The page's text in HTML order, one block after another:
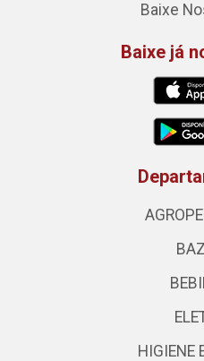
Baixe
Baixe já
HIGIENE